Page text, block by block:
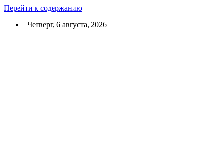
Перейти к содержанию
Четверг, 6 августа, 2026